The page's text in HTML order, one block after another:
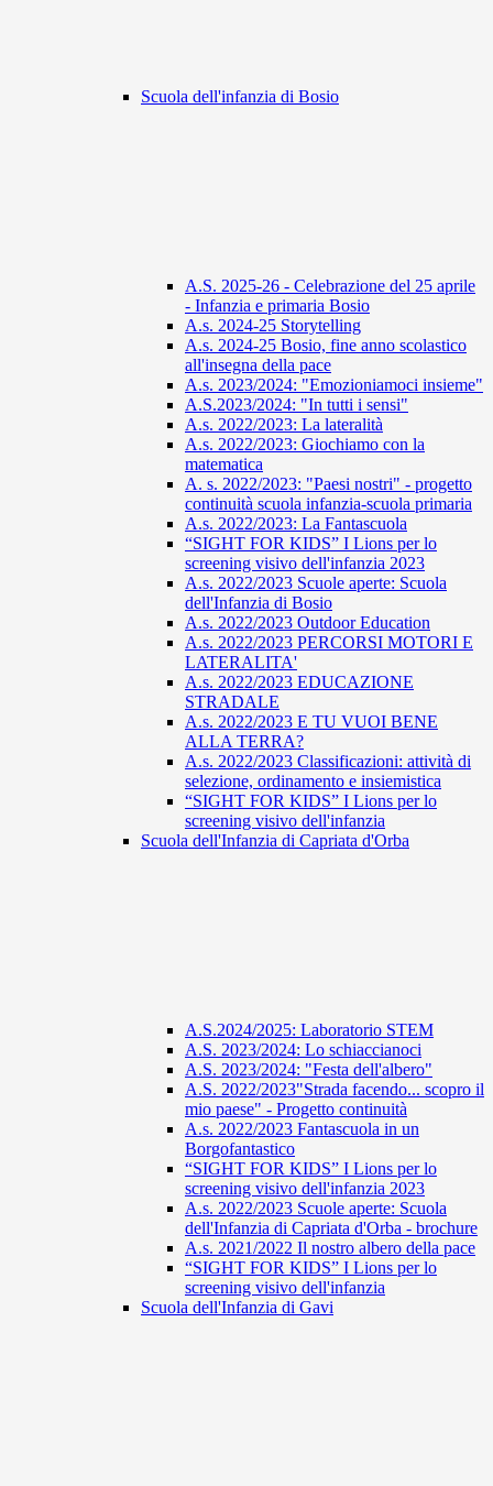
Scuola dell'infanzia di Bosio
A.S. 2025-26 - Celebrazione del 25 aprile
- Infanzia e primaria Bosio
A.s. 2024-25 Storytelling
A.s. 2024-25 Bosio, fine anno scolastico
all'insegna della pace
A.s. 2023/2024: "Emozioniamoci insieme"
A.S.2023/2024: "In tutti i sensi"
A.s. 2022/2023: La lateralità
A.s. 2022/2023: Giochiamo con la
matematica
A. s. 2022/2023: "Paesi nostri" - progetto
continuità scuola infanzia-scuola primaria
A.s. 2022/2023: La Fantascuola
“SIGHT FOR KIDS” I Lions per lo
screening visivo dell'infanzia 2023
A.s. 2022/2023 Scuole aperte: Scuola
dell'Infanzia di Bosio
A.s. 2022/2023 Outdoor Education
A.s. 2022/2023 PERCORSI MOTORI E
LATERALITA'
A.s. 2022/2023 EDUCAZIONE
STRADALE
A.s. 2022/2023 E TU VUOI BENE
ALLA TERRA?
A.s. 2022/2023 Classificazioni: attività di
selezione, ordinamento e insiemistica
“SIGHT FOR KIDS” I Lions per lo
screening visivo dell'infanzia
Scuola dell'Infanzia di Capriata d'Orba
A.S.2024/2025: Laboratorio STEM
A.S. 2023/2024: Lo schiaccianoci
A.S. 2023/2024: "Festa dell'albero"
A.S. 2022/2023"Strada facendo... scopro il
mio paese" - Progetto continuità
A.s. 2022/2023 Fantascuola in un
Borgofantastico
“SIGHT FOR KIDS” I Lions per lo
screening visivo dell'infanzia 2023
A.s. 2022/2023 Scuole aperte: Scuola
dell'Infanzia di Capriata d'Orba - brochure
A.s. 2021/2022 Il nostro albero della pace
“SIGHT FOR KIDS” I Lions per lo
screening visivo dell'infanzia
Scuola dell'Infanzia di Gavi